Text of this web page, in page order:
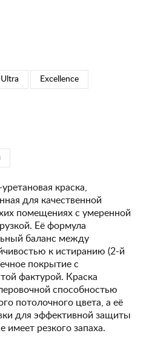
Ultra Excellence
краска,
для качественной
помещениях с умеренной
Её формула
баланс между
к истиранию (2-й
покрытие с
фактурой. Краска
способностью
потолочного цвета, а её
для эффективной защиты
имеет резкого запаха.